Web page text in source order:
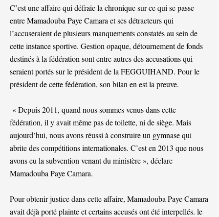
C’est une affaire qui défraie la chronique sur ce qui se passe
entre Mamadouba Paye Camara et ses détracteurs qui
l’accuseraient de plusieurs manquements constatés au sein de
cette instance sportive. Gestion opaque, détournement de fonds
destinés à la fédération sont entre autres des accusations qui
seraient portés sur le président de la FEGGUIHAND. Pour le
président de cette fédération, son bilan en est la preuve.
« Depuis 2011, quand nous sommes venus dans cette
fédération, il y avait même pas de toilette, ni de siège. Mais
aujourd’hui, nous avons réussi à construire un gymnase qui
abrite des compétitions internationales. C’est en 2013 que nous
avons eu la subvention venant du ministère », déclare
Mamadouba Paye Camara.
Pour obtenir justice dans cette affaire, Mamadouba Paye Camara
avait déjà porté plainte et certains accusés ont été interpellés. le